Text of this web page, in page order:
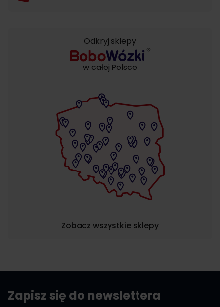
Odkryj sklepy
w całej Polsce
Zobacz wszystkie sklepy
Zapisz się do newslettera